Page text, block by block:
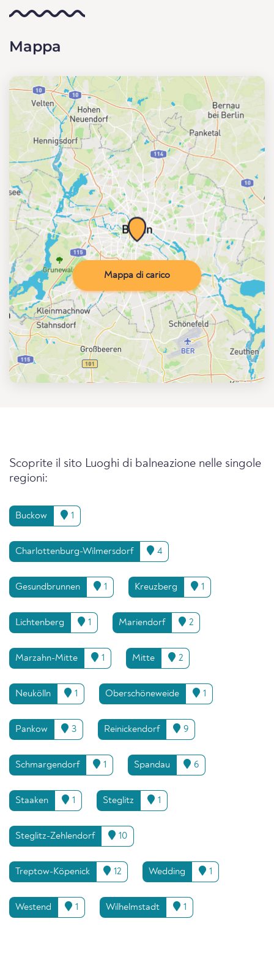
Mappa
Mappa di carico
Scoprite il sito Luoghi di balneazione nelle singole
regioni:
Buckow 1
Charlottenburg-Wilmersdorf 4
Gesundbrunnen 1 Kreuzberg 1
Lichtenberg 1 Mariendorf 2
Marzahn-Mitte 1 Mitte 2
Neukölln 1 Oberschöneweide 1
Pankow 3 Reinickendorf 9
Schmargendorf 1 Spandau 6
Staaken 1 Steglitz 1
Steglitz-Zehlendorf 10
Treptow-Köpenick 12 Wedding 1
Westend 1 Wilhelmstadt 1